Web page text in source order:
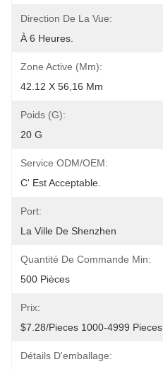
Direction De La Vue:
À 6 Heures.
Zone Active (mm):
42.12 X 56,16 Mm
Poids (G):
20 G
Service ODM/OEM:
C' Est Acceptable.
Port:
La Ville De Shenzhen
Quantité De Commande Min:
500 Pièces
Prix:
$7.28/pieces 1000-4999 Pieces
Détails D'emballage: